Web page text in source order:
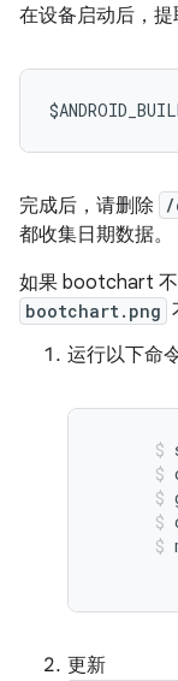
在设备启动后，提
完成后，请删除 /
都收集日期数据。
如果 bootchart
bootchart.png
运行以下命
更新